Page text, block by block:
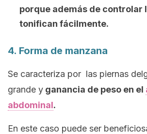
porque además de controlar
tonifican fácilmente.
4. Forma de manzana
Se caracteriza por las piernas
grande y ganancia de peso en el
abdominal.
En este caso puede ser